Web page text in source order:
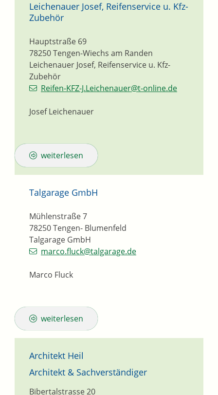
Leichenauer Josef, Reifenservice u. Kfz-
Zubehör
Leichenauer Josef, Reifenservice u. Kfz-
Zubehör
Hauptstraße 69
78250Tengen-Wiechs am Randen
Reifen-KFZ-J.Leichenauer@t-online.de
Josef Leichenauer
weiterlesen
Talgarage GmbH
Talgarage GmbH
Mühlenstraße 7
78250Tengen- Blumenfeld
marco.fluck@talgarage.de
Marco Fluck
weiterlesen
Architekt Heil
Architekt & Sachverständiger
Bibertalstrasse 20